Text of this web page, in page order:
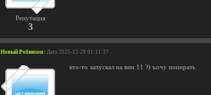
Репутация
3
Новый Робинзон | Дата 2025-12-28 01:11:37
кто-то запускал на вин 11 ?) ъочу поиирать